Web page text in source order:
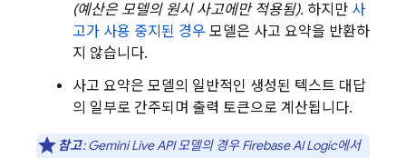
(예산은 모델의 원시 사고에만 적용됨). 하지만 사
고가 사용 중지된 경우 모델은 사고 요약을 반환하
지 않습니다.
사고 요약은 모델의 일반적인 생성된 텍스트 대답
의 일부로 간주되며 출력 토큰으로 계산됩니다.
참고:Gemini Live API모델의 경우 Firebase AI Logic에서